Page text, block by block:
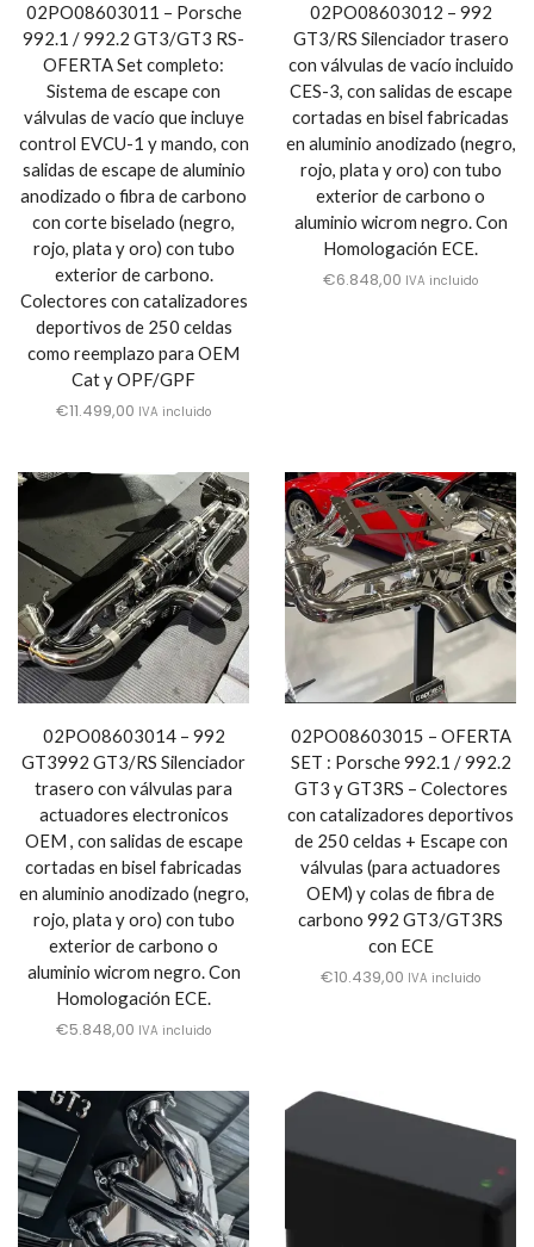
02PO08603011 – Porsche
992.1 / 992.2 GT3/GT3 RS-
OFERTA Set completo:
Sistema de escape con
válvulas de vacío que incluye
control EVCU-1 y mando, con
salidas de escape de aluminio
anodizado o fibra de carbono
con corte biselado (negro,
rojo, plata y oro) con tubo
exterior de carbono.
Colectores con catalizadores
deportivos de 250 celdas
como reemplazo para OEM
Cat y OPF/GPF
€11.499,00 IVA incluido
02PO08603012 – 992
GT3/RS Silenciador trasero
con válvulas de vacío incluido
CES-3, con salidas de escape
cortadas en bisel fabricadas
en aluminio anodizado (negro,
rojo, plata y oro) con tubo
exterior de carbono o
aluminio wicrom negro. Con
Homologación ECE.
€6.848,00 IVA incluido
02PO08603014 – 992
GT3992 GT3/RS Silenciador
trasero con válvulas para
actuadores electronicos
OEM , con salidas de escape
cortadas en bisel fabricadas
en aluminio anodizado (negro,
rojo, plata y oro) con tubo
exterior de carbono o
aluminio wicrom negro. Con
Homologación ECE.
€5.848,00 IVA incluido
02PO08603015 – OFERTA
SET : Porsche 992.1 / 992.2
GT3 y GT3RS – Colectores
con catalizadores deportivos
de 250 celdas + Escape con
válvulas (para actuadores
OEM) y colas de fibra de
carbono 992 GT3/GT3RS
con ECE
€10.439,00 IVA incluido